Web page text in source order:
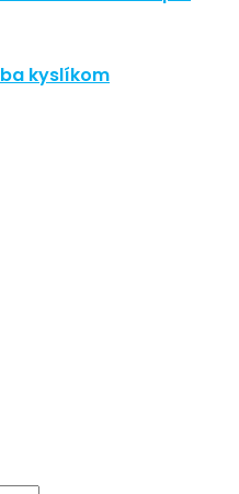
kyslíkom